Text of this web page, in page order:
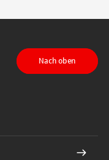
LinkedIn
Nach oben